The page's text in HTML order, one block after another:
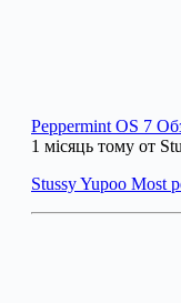
Peppermint OS 7
1 місяць тому от
Stussy Yupoo Most